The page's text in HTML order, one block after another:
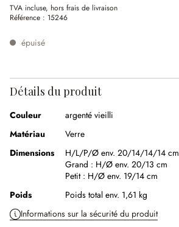
TVA incluse, hors frais de livraison
Référence : 15246
épuisé
Détails du produit
Couleur
argenté vieilli
Matériau
Verre
Dimensions
H/L/P/Ø env. 20/14/14/14 cm
Grand : H/Ø env. 20/13 cm
Petit : H/Ø env. 19/14 cm
Poids
Poids total env. 1,61 kg
Informations sur la sécurité du produit